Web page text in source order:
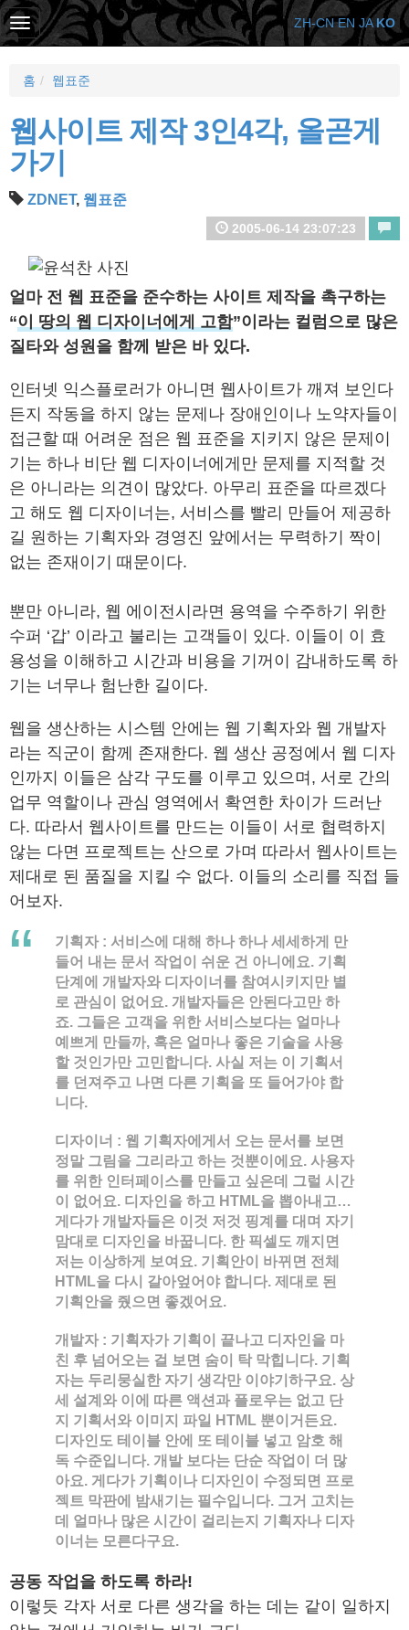
홈 웹표준
웹사이트 제작 3인4각, 올곧게
가기
ZDNET, 웹표준
2005-06-14 23:07:23
얼마 전 웹 표준을 준수하는 사이트 제작을 촉구하는
“이 땅의 웹 디자이너에게 고함”이라는 컬럼으로 많은
질타와 성원을 함께 받은 바 있다.
인터넷 익스플로러가 아니면 웹사이트가 깨져 보인다
든지 작동을 하지 않는 문제나 장애인이나 노약자들이
접근할 때 어려운 점은 웹 표준을 지키지 않은 문제이
기는 하나 비단 웹 디자이너에게만 문제를 지적할 것
은 아니라는 의견이 많았다. 아무리 표준을 따르겠다
고 해도 웹 디자이너는, 서비스를 빨리 만들어 제공하
길 원하는 기획자와 경영진 앞에서는 무력하기 짝이
없는 존재이기 때문이다.
뿐만 아니라, 웹 에이전시라면 용역을 수주하기 위한
수퍼 ‘갑’ 이라고 불리는 고객들이 있다. 이들이 이 효
용성을 이해하고 시간과 비용을 기꺼이 감내하도록 하
기는 너무나 험난한 길이다.
웹을 생산하는 시스템 안에는 웹 기획자와 웹 개발자
라는 직군이 함께 존재한다. 웹 생산 공정에서 웹 디자
인까지 이들은 삼각 구도를 이루고 있으며, 서로 간의
업무 역할이나 관심 영역에서 확연한 차이가 드러난
다. 따라서 웹사이트를 만드는 이들이 서로 협력하지
않는 다면 프로젝트는 산으로 가며 따라서 웹사이트는
제대로 된 품질을 지킬 수 없다. 이들의 소리를 직접 들
어보자.
기획자: 서비스에 대해 하나 하나 세세하게 만
들어 내는 문서 작업이 쉬운 건 아니에요. 기획
단계에 개발자와 디자이너를 참여시키지만 별
로 관심이 없어요. 개발자들은 안된다고만 하
죠. 그들은 고객을 위한 서비스보다는 얼마나
예쁘게 만들까, 혹은 얼마나 좋은 기술을 사용
할 것인가만 고민합니다. 사실 저는 이 기획서
를 던져주고 나면 다른 기획을 또 들어가야 합
니다.
디자이너 : 웹 기획자에게서 오는 문서를 보면
정말 그림을 그리라고 하는 것뿐이에요. 사용자
를 위한 인터페이스를 만들고 싶은데 그럴 시간
이 없어요. 디자인을 하고 HTML을 뽑아내고…
게다가 개발자들은 이것 저것 핑계를 대며 자기
맘대로 디자인을 바꿉니다. 한 픽셀도 깨지면
저는 이상하게 보여요. 기획안이 바뀌면 전체
HTML을 다시 갈아엎어야 합니다. 제대로 된
기획안을 줬으면 좋겠어요.
개발자: 기획자가 기획이 끝나고 디자인을 마
친 후 넘어오는 걸 보면 숨이 탁 막힙니다. 기획
자는 두리뭉실한 자기 생각만 이야기하구요. 상
세 설계와 이에 따른 액션과 플로우는 없고 단
지 기획서와 이미지 파일 HTML 뿐이거든요.
디자인도 테이블 안에 또 테이블 넣고 암호 해
독 수준입니다. 개발 보다는 단순 작업이 더 많
아요. 게다가 기획이나 디자인이 수정되면 프로
젝트 막판에 밤새기는 필수입니다. 그거 고치는
데 얼마나 많은 시간이 걸리는지 기획자나 디자
이너는 모른다구요.
공동 작업을 하도록 하라!
이렇듯 각자 서로 다른 생각을 하는 데는 같이 일하지
ZH-CN EN JA KO